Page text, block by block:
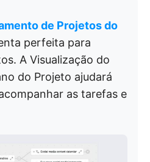
de Projetos do
perfeita para
A Visualização do
do Projeto ajudará
as tarefas e